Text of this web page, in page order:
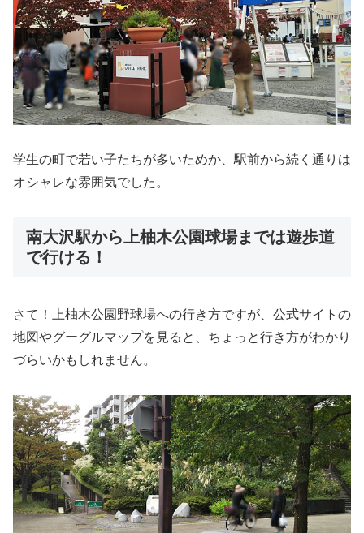
学生の町で若い子たちが多いためか、駅前から続く通りは
オシャレな雰囲気でした。
南大沢駅から上柚木公園球場までは遊歩道
で行ける！
さて！上柚木公園野球場への行き方ですが、公式サイトの
地図やグーグルマップを見ると、ちょっと行き方がわかり
づらいかもしれません。